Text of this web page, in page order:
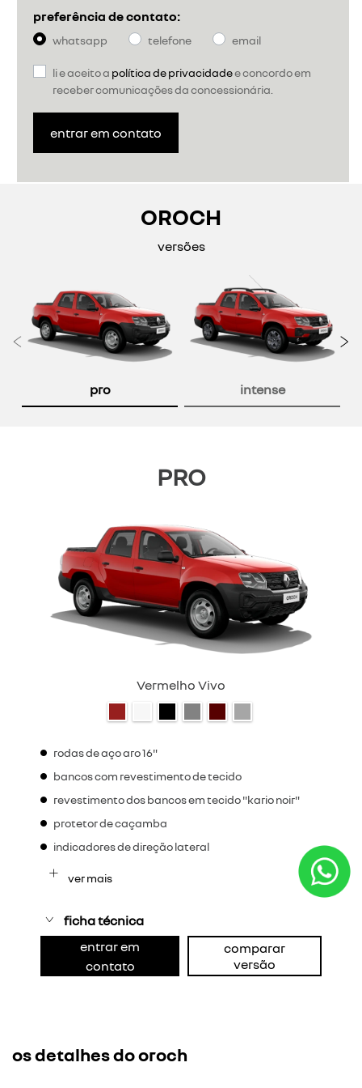
preferência de contato:
whatsapp telefone email
li e aceito a política de privacidadee concordo em
receber comunicações da concessionária.
entrar em contato
OROCH
versões
pro intense
Anterior
PRO
Vermelho Vivo
rodas de aço aro 16"
bancos com revestimento de tecido
revestimento dos bancos em tecido "kario noir"
protetor de caçamba
indicadores de direção lateral
ver mais
ficha técnica
entrar em
contato
comparar
versão
os detalhes do oroch